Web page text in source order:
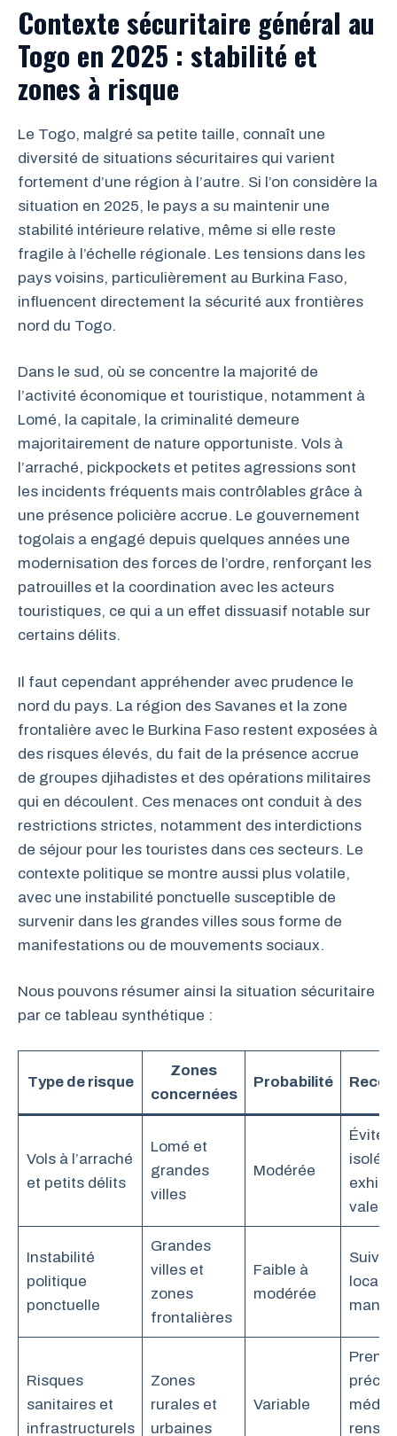
Contexte sécuritaire général au
Togo en 2025 : stabilité et
zones à risque
Le Togo, malgré sa petite taille, connaît une
diversité de situations sécuritaires qui varient
fortement d’une région à l’autre. Si l’on considère la
situation en 2025, le pays a su maintenir une
stabilité intérieure relative, même si elle reste
fragile à l’échelle régionale. Les tensions dans les
pays voisins, particulièrement au Burkina Faso,
influencent directement la sécurité aux frontières
nord du Togo.
Dans le sud, où se concentre la majorité de
l’activité économique et touristique, notamment à
Lomé, la capitale, la criminalité demeure
majoritairement de nature opportuniste. Vols à
l’arraché, pickpockets et petites agressions sont
les incidents fréquents mais contrôlables grâce à
une présence policière accrue. Le gouvernement
togolais a engagé depuis quelques années une
modernisation des forces de l’ordre, renforçant les
patrouilles et la coordination avec les acteurs
touristiques, ce qui a un effet dissuasif notable sur
certains délits.
Il faut cependant appréhender avec prudence le
nord du pays. La région des Savanes et la zone
frontalière avec le Burkina Faso restent exposées à
des risques élevés, du fait de la présence accrue
de groupes djihadistes et des opérations militaires
qui en découlent. Ces menaces ont conduit à des
restrictions strictes, notamment des interdictions
de séjour pour les touristes dans ces secteurs. Le
contexte politique se montre aussi plus volatile,
avec une instabilité ponctuelle susceptible de
survenir dans les grandes villes sous forme de
manifestations ou de mouvements sociaux.
Nous pouvons résumer ainsi la situation sécuritaire
par ce tableau synthétique :
Type de risque
Zones
concernées
Probabilité
Vols à l’arraché
et petits délits
Lomé et
grandes
villes
Modérée
Éviter
valeur
Instabilité
politique
ponctuelle
Grandes
villes et
zones
frontalières
Faible à
modérée
Suivre
Risques
sanitaires et
infrastructurels
Zones
rurales et
urbaines
Variable